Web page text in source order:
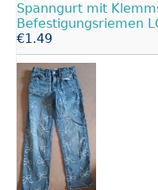
Spanngurt mit
Befestigungsriemen
€1.49